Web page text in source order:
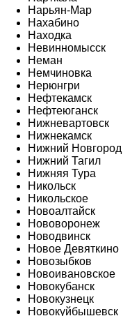
Нарьян-Мар
Нахабино
Находка
Невинномысск
Неман
Немчиновка
Нерюнгри
Нефтекамск
Нефтеюганск
Нижневартовск
Нижнекамск
Нижний Новгород
Нижний Тагил
Нижняя Тура
Никольск
Никольское
Новоалтайск
Нововоронеж
Новодвинск
Новое Девяткино
Новозыбков
Новоивановское
Новокубанск
Новокузнецк
Новокуйбышевск